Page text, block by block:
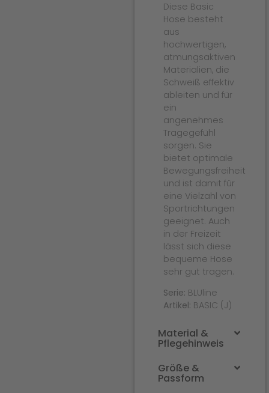
Diese Basic
Hose besteht
aus
hochwertigen,
atmungsaktiven
Materialien, die
Schweiß effektiv
ableiten und für
ein
angenehmes
Tragegefühl
sorgen. Sie
bietet optimale
Bewegungsfreiheit
und ist damit für
eine Vielzahl von
Sportrichtungen
geeignet. Auch
in der Freizeit
lässt sich diese
bequeme Hose
sehr gut tragen.
Serie: BLUline
Artikel: BASIC (J)
Material &
Pflegehinweis
Größe &
Passform